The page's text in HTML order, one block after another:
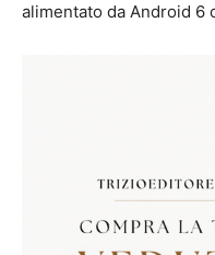
alimentato da Android 6